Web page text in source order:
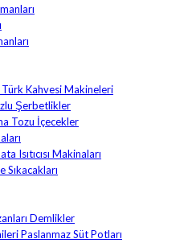
Kahvesi Makineleri
Şerbetlikler
Tozu İçecekler
Isıtıcısı Makinaları
Sıkacakları
Demlikler
Paslanmaz Süt Potları